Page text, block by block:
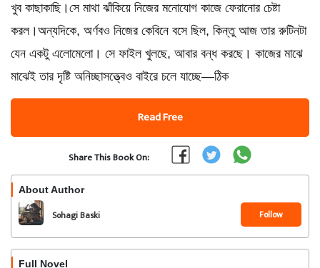
খুব কাছাকাছি।সে মাথা ঝাঁকিয়ে নিজের মনোযোগ কাজে ফেরানোর চেষ্টা
করল।অন্যদিকে, অর্ণবও নিজের কেবিনে বসে ছিল, কিন্তু আজ তার রুটিনটা
যেন একটু এলোমেলো। সে ফাইল খুলছে, আবার বন্ধ করছে। কাজের মাঝে
মাঝেই তার দৃষ্টি অনিচ্ছাসত্ত্বেও বাইরে চলে যাচ্ছে—ঠিক
Read Free
Share This Book On:
About Author
Sohagi Baski Follow
Full Novel